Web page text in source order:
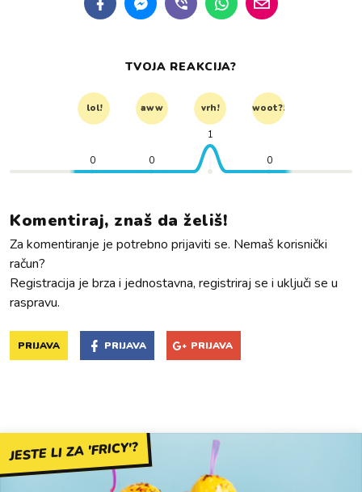
TVOJA REAKCIJA?
lol! aww vrh! woot?!
0 0
1
0
Komentiraj, znaš da želiš!
Za komentiranje je potrebno prijaviti se. Nemaš korisnički
račun?
Registracija je brza i jednostavna, registriraj se i uključi se u
raspravu.
PRIJAVA PRIJAVA PRIJAVA
JESTE LI ZA 'FRICY'?